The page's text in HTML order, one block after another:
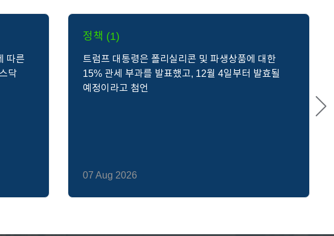
따른
닥
정책 (1)
트럼프 대통령은 폴리실리콘 및 파생상품에 대한
15% 관세 부과를 발표했고, 12월 4일부터 발효될
예정이라고 첨언
07 Aug 2026